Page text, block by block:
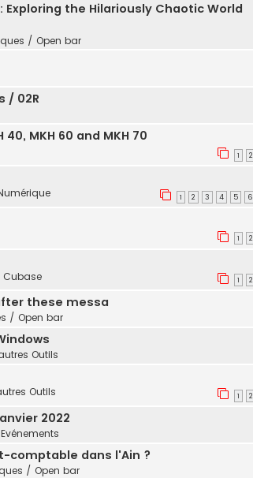
the Hilariously Chaotic World
/ Open bar
/ 02R
MKH 60 and MKH 70
1 2
1 2 3 4 5 6
1 2
1 2
these messa
/ Open bar
Outils
Outils 1 2
2022
comptable dans l'Ain ?
/ Open bar